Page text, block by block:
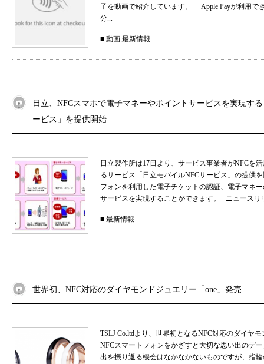
子を動画で紹介しています。 Apple Payが利用で
分...
■ 動画,最新情報
日立、NFCスマホで電子マネーやポイントサービスを実現す
ービス」を提供開始
日立製作所は17日より、サービス事業者がNFCを
るサービス「日立モバイルNFCサービス」の提供
フォンを利用した電子チケットの認証、電子マネ
サービスを実現することができます。 ニュースリ
■ 最新情報
世界初、NFC対応のダイヤモンドジュエリー「one」発売
TSLJ Co.ltdより、世界初となるNFC対応のダイヤ
NFCスマートフォンをかざすと大切な思い出のデ
出を振り返る機会はなかなかないものですが、指